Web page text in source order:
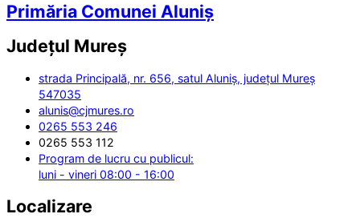
Primăria Comunei Aluniș
Județul Mureș
strada Principală, nr. 656, satul Aluniș, județul Mureș
547035
alunis@cjmures.ro
0265 553 246
0265 553 112
Program de lucru cu publicul:
luni - vineri 08:00 - 16:00
Localizare